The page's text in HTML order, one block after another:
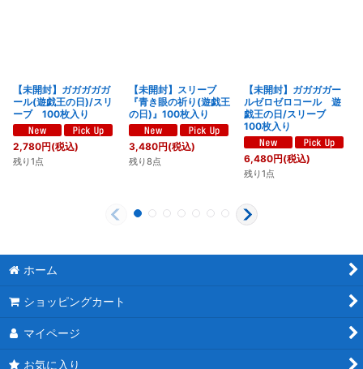
【未開封】ガガガガガ
ール(遊戯王の日)/スリ
ーブ 100枚入り
2,780円(税込)
残り1点
【未開封】スリーブ
『青き眼の祈り(遊戯王
の日)』100枚入り
3,480円(税込)
残り8点
【未開封】ガガガガー
ルゼロゼロコール 遊
戯王の日/スリーブ
100枚入り
6,480円(税込)
残り1点
ホーム
ショッピングカート
マイページ
お気に入り